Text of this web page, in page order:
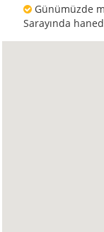
Günümüzde
Sarayında